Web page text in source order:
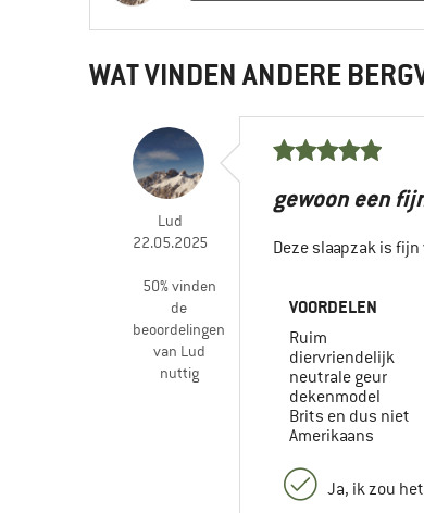
WAT VINDEN ANDERE
Lud
22.05.2025
50% vinden
de
beoordelingen
van Lud
nuttig
gewoon een
Deze slaapzak is
VOORDELEN
Ruim
diervriendelijk
neutrale geur
dekenmodel
Brits en dus niet
Amerikaans
Ja, ik zou